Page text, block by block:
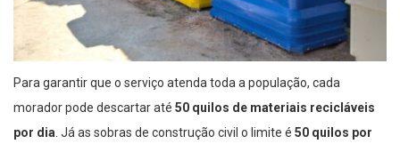
Para garantir que o serviço atenda toda a população, cada
morador pode descartar até 50 quilos de materiais recicláveis
por dia . Já as sobras de construção civil o limite é 50 quilos por